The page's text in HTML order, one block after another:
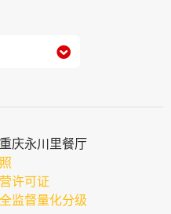

庆永川里餐厅
许可证
监督量化分级